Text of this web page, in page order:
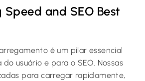
Speed and SEO Best
é um pilar essencial
usuário e para o SEO. Nossas
para carregar rapidamente,